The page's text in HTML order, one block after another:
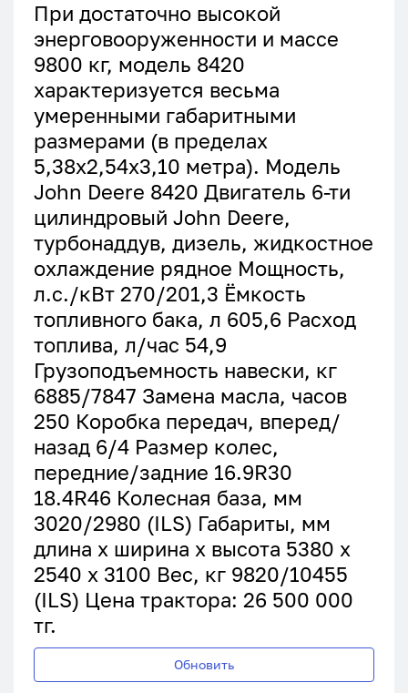
При достаточно высокой
энерговооруженности и массе
9800 кг, модель 8420
характеризуется весьма
умеренными габаритными
размерами (в пределах
5,38х2,54х3,10 метра). Модель
John Deere 8420 Двигатель 6-ти
цилиндровый John Deere,
турбонаддув, дизель, жидкостное
охлаждение рядное Мощность,
л.с./кВт 270/201,3 Ёмкость
топливного бака, л 605,6 Расход
топлива, л/час 54,9
Грузоподъемность навески, кг
6885/7847 Замена масла, часов
250 Коробка передач, вперед/
назад 6/4 Размер колес,
передние/задние 16.9R30
18.4R46 Колесная база, мм
3020/2980 (ILS) Габариты, мм
длина х ширина х высота 5380 х
2540 х 3100 Вес, кг 9820/10455
(ILS) Цена трактора: 26 500 000
тг.
Обновить